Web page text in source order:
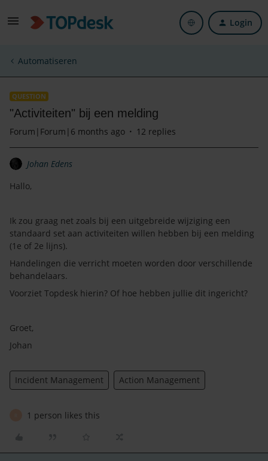
Login
Automatiseren
QUESTION
"Activiteiten" bij een melding
Forum|Forum|6 months ago 12 replies
Johan Edens
Hallo,
Ik zou graag net zoals bij een uitgebreide wijziging een
standaard set aan activiteiten willen hebben bij een melding
(1e of 2e lijns).
Handelingen die verricht moeten worden door verschillende
behandelaars.
Voorziet Topdesk hierin? Of hoe hebben jullie dit ingericht?
Groet,
Johan
Incident Management Action Management
1 person likes this